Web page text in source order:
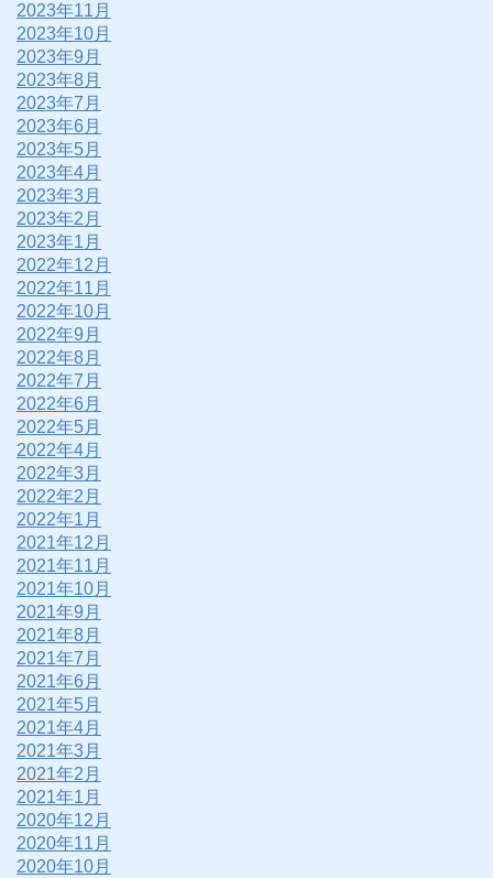
2023年11月
2023年10月
2023年9月
2023年8月
2023年7月
2023年6月
2023年5月
2023年4月
2023年3月
2023年2月
2023年1月
2022年12月
2022年11月
2022年10月
2022年9月
2022年8月
2022年7月
2022年6月
2022年5月
2022年4月
2022年3月
2022年2月
2022年1月
2021年12月
2021年11月
2021年10月
2021年9月
2021年8月
2021年7月
2021年6月
2021年5月
2021年4月
2021年3月
2021年2月
2021年1月
2020年12月
2020年11月
2020年10月